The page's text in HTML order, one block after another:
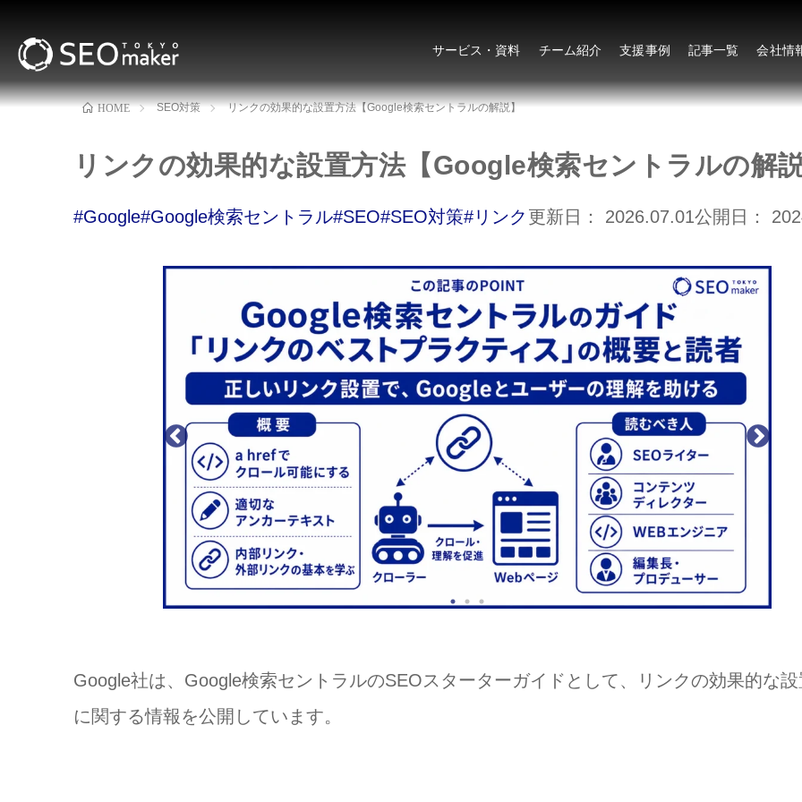
サービス・資料 チーム紹介 支援事例 記事一覧 会社情
HOME SEO対策 リンクの効果的な設置方法【Google検索セントラルの解説】
リンクの効果的な設置方法【Google検索セントラルの解
#Google#Google検索セントラル#SEO#SEO対策#リンク 更新日： 2026.07.01公開日：
Google社は、Google検索セントラルのSEOスターターガイドとして、リンクの効果的な
に関する情報を公開しています。